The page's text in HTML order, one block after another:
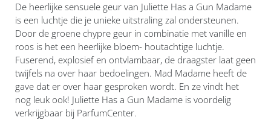
De heerlijke sensuele geur van Juliette Has a Gun Madame
is een luchtje die je unieke uitstraling zal ondersteunen.
Door de groene chypre geur in combinatie met vanille en
roos is het een heerlijke bloem- houtachtige luchtje.
Fuserend, explosief en ontvlambaar, de draagster laat geen
twijfels na over haar bedoelingen. Mad Madame heeft de
gave dat er over haar gesproken wordt. En ze vindt het
nog leuk ook! Juliette Has a Gun Madame is voordelig
verkrijgbaar bij ParfumCenter.